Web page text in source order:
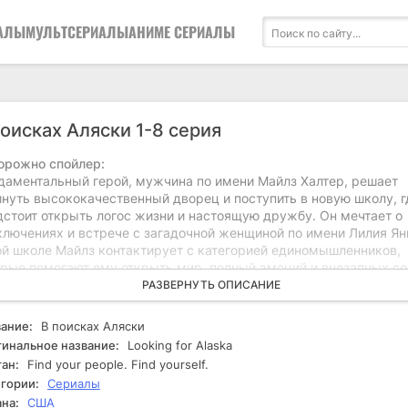
МУЛЬТСЕРИАЛЫАНИМЕ СЕРИАЛЫ
Аляски 1-8 серия
спойлер:
герой, мужчина по имени Майлз Халтер, решает
высококачественный дворец и поступить в новую школу,
открыть логос жизни и настоящую дружбу. Он мечтает о
и встрече с загадочной женщиной по имени Лилия
школе Майлз контактирует с категорией единомышленников,
помогают ему открыть мир, полный эмоций и внезапных
незадолго их жизнь меняется, и иногда происходит трагедия,
с Аляской. После этого действия Майлза и его товарищей
их пересмотреть свои взаимоотношения, как с друзьями,
конфликтами. Они пытаются сориентироваться в своих
исследуя темы любви, потери и поиска своего места в
развития сюжета Майлз понимает, что его привязанность и
РАЗВЕРНУТЬ ОПИСАНИЕ
В поисках Аляски
название:
Looking for Alaska
Find your people. Find yourself.
Сериалы
США